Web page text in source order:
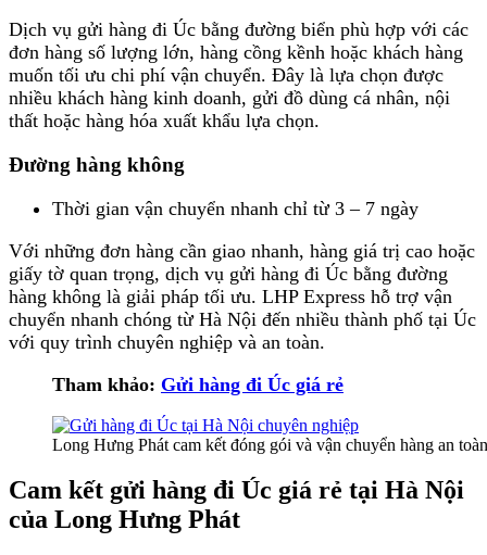
Dịch vụ gửi hàng đi Úc bằng đường biển phù hợp với các
đơn hàng số lượng lớn, hàng cồng kềnh hoặc khách hàng
muốn tối ưu chi phí vận chuyển. Đây là lựa chọn được
nhiều khách hàng kinh doanh, gửi đồ dùng cá nhân, nội
thất hoặc hàng hóa xuất khẩu lựa chọn.
Đường hàng không
Thời gian vận chuyển nhanh chỉ từ 3 – 7 ngày
Với những đơn hàng cần giao nhanh, hàng giá trị cao hoặc
giấy tờ quan trọng, dịch vụ gửi hàng đi Úc bằng đường
hàng không là giải pháp tối ưu. LHP Express hỗ trợ vận
chuyển nhanh chóng từ Hà Nội đến nhiều thành phố tại Úc
với quy trình chuyên nghiệp và an toàn.
Tham khảo: Gửi hàng đi Úc giá rẻ
Long Hưng Phát cam kết đóng gói và vận chuyển hàng an
Cam kết gửi hàng đi Úc giá rẻ tại Hà Nội
của Long Hưng Phát